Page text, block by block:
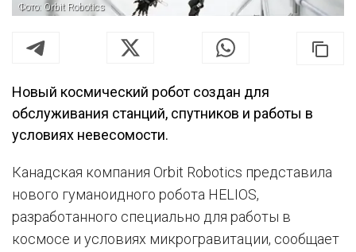
Фото: Orbit Robotics
Новый космический робот создан для
обслуживания станций, спутников и работы в
условиях невесомости.
Канадская компания Orbit Robotics представила
нового гуманоидного робота HELIOS,
разработанного специально для работы в
космосе и условиях микрогравитации, сообщает